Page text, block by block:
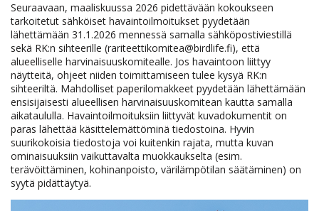
Seuraavaan, maaliskuussa 2026 pidettävään kokoukseen
tarkoitetut sähköiset havaintoilmoitukset pyydetään
lähettämään 31.1.2026 mennessä samalla sähköpostiviestillä
sekä RK:n sihteerille (rariteettikomitea@birdlife.fi), että
alueelliselle harvinaisuuskomitealle. Jos havaintoon liittyy
näytteitä, ohjeet niiden toimittamiseen tulee kysyä RK:n
sihteeriltä. Mahdolliset paperilomakkeet pyydetään lähettämään
ensisijaisesti alueellisen harvinaisuuskomitean kautta samalla
aikataululla. Havaintoilmoituksiin liittyvät kuvadokumentit on
paras lähettää käsittelemättöminä tiedostoina. Hyvin
suurikokoisia tiedostoja voi kuitenkin rajata, mutta kuvan
ominaisuuksiin vaikuttavalta muokkaukselta (esim.
terävöittäminen, kohinanpoisto, värilämpötilan säätäminen) on
syytä pidättäytyä.